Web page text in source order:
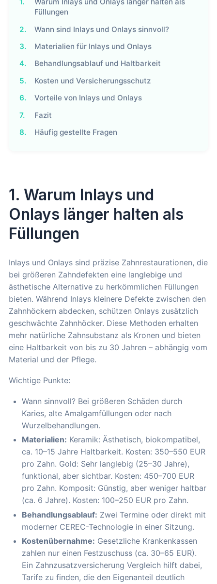
1.
Warum Inlays und Onlays länger halten als
Füllungen
2.
Wann sind Inlays und Onlays sinnvoll?
3.
Materialien für Inlays und Onlays
4.
Behandlungsablauf und Haltbarkeit
5.
Kosten und Versicherungsschutz
6.
Vorteile von Inlays und Onlays
7.
Fazit
8.
Häufig gestellte Fragen
1. Warum Inlays und
Onlays länger halten als
Füllungen
Inlays und Onlays sind präzise Zahnrestaurationen, die
bei größeren Zahndefekten eine langlebige und
ästhetische Alternative zu herkömmlichen Füllungen
bieten. Während Inlays kleinere Defekte zwischen den
Zahnhöckern abdecken, schützen Onlays zusätzlich
geschwächte Zahnhöcker. Diese Methoden erhalten
mehr natürliche Zahnsubstanz als Kronen und bieten
eine Haltbarkeit von bis zu 30 Jahren – abhängig vom
Material und der Pflege.
Wichtige Punkte:
Wann sinnvoll? Bei größeren Schäden durch
Karies, alte Amalgamfüllungen oder nach
Wurzelbehandlungen.
Materialien: Keramik: Ästhetisch, biokompatibel,
ca. 10–15 Jahre Haltbarkeit. Kosten: 350–550 EUR
pro Zahn. Gold: Sehr langlebig (25–30 Jahre),
funktional, aber sichtbar. Kosten: 450–700 EUR
pro Zahn. Komposit: Günstig, aber weniger haltbar
(ca. 6 Jahre). Kosten: 100–250 EUR pro Zahn.
Behandlungsablauf: Zwei Termine oder direkt mit
moderner CEREC-Technologie in einer Sitzung.
Kostenübernahme: Gesetzliche Krankenkassen
zahlen nur einen Festzuschuss (ca. 30–65 EUR).
Ein Zahnzusatzversicherung Vergleich hilft dabei,
Tarife zu finden, die den Eigenanteil deutlich